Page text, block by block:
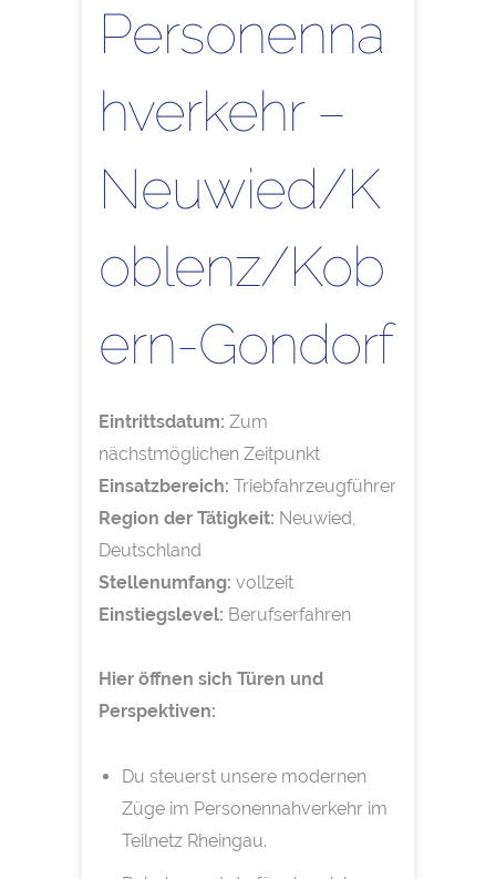
Personenna
hverkehr –
Neuwied/K
oblenz/Kob
ern-Gondorf
Eintrittsdatum: Zum
nächstmöglichen Zeitpunkt
Einsatzbereich: Triebfahrzeugführer
Region der Tätigkeit: Neuwied,
Deutschland
Stellenumfang: vollzeit
Einstiegslevel: Berufserfahren
Hier öffnen sich Türen und
Perspektiven:
Du steuerst unsere modernen
Züge im Personennahverkehr im
Teilnetz Rheingau.